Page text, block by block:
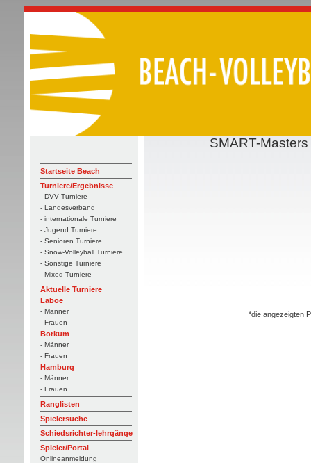
Startseite Beach
Turniere/Ergebnisse
- DVV Turniere
- Landesverband
- internationale Turniere
- Jugend Turniere
- Senioren Turniere
- Snow-Volleyball Turniere
- Sonstige Turniere
- Mixed Turniere
Aktuelle Turniere
Laboe
- Männer
- Frauen
Borkum
- Männer
- Frauen
Hamburg
- Männer
- Frauen
Ranglisten
Spielersuche
Schiedsrichter-lehrgänge
Spieler/Portal
Onlineanmeldung
SMART-
*die angezeigten